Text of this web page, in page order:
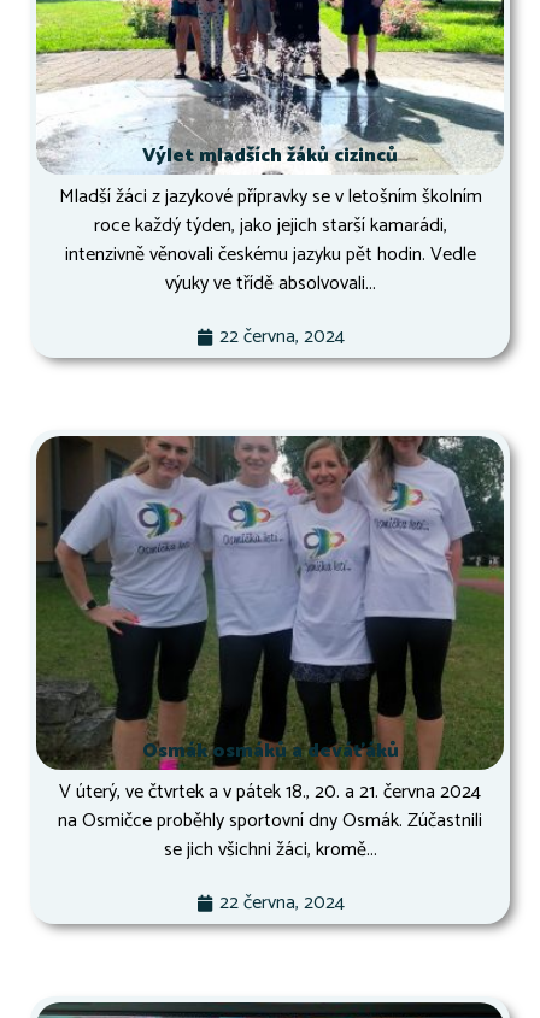
Výlet mladších žáků cizinců
Mladší žáci z jazykové přípravky se v letošním školním
roce každý týden, jako jejich starší kamarádi,
intenzivně věnovali českému jazyku pět hodin. Vedle
výuky ve třídě absolvovali...
22 června, 2024
Osmák osmáků a deváťáků
V úterý, ve čtvrtek a v pátek 18., 20. a 21. června 2024
na Osmičce proběhly sportovní dny Osmák. Zúčastnili
se jich všichni žáci, kromě...
22 června, 2024